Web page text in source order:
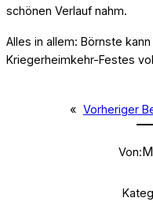
schönen Verlauf nahm.
Alles in allem: Börnste
Kriegerheimkehr-Festes
« Vorheriger
Von: